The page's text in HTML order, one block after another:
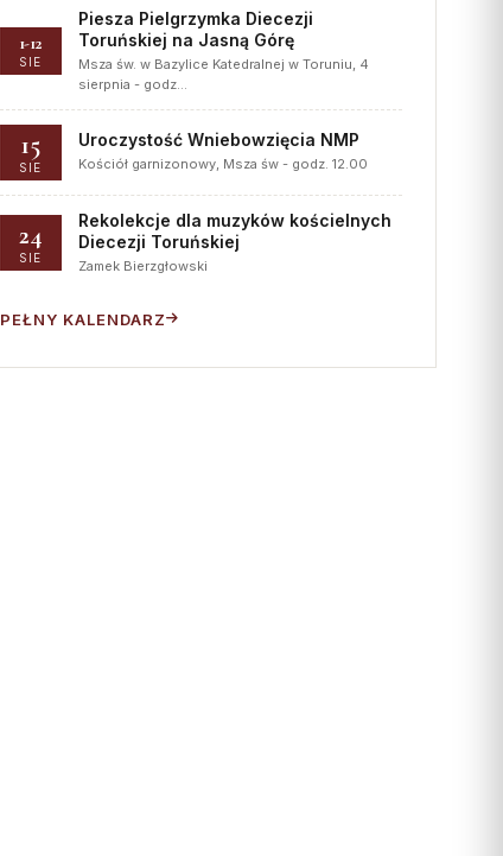
1-12
SIE
Piesza Pielgrzymka Diecezji
Toruńskiej na Jasną Górę
Msza św. w Bazylice Katedralnej w Toruniu, 4
sierpnia - godz…
15
SIE
Uroczystość Wniebowzięcia NMP
Kościół garnizonowy, Msza św - godz. 12.00
24
SIE
Rekolekcje dla muzyków kościelnych
Diecezji Toruńskiej
Zamek Bierzgłowski
PEŁNY KALENDARZ